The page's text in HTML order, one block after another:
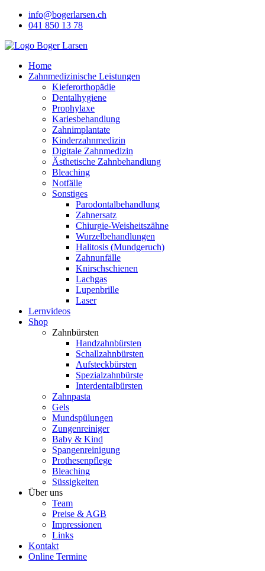
Skip
info@bogerlarsen.ch
041 850 13 78
Home
Zahnmedizinische Leistungen
Kieferorthopädie
Dentalhygiene
Prophylaxe
Kariesbehandlung
Zahnimplantate
Kinderzahnmedizin
Digitale Zahnmedizin
Ästhetische Zahnbehandlung
Bleaching
Notfälle
Sonstiges
Parodontalbehandlung
Zahnersatz
Chiurgie-Weisheitszähne
Wurzelbehandlungen
Halitosis (Mundgeruch)
Zahnunfälle
Knirschschienen
Lachgas
Lupenbrille
Laser
Lernvideos
Shop
Zahnbürsten
Handzahnbürsten
Schallzahnbürsten
Aufsteckbürsten
Spezialzahnbürste
Interdentalbürsten
Zahnpasta
Gels
Mundspülungen
Zungenreiniger
Baby & Kind
Spangenreinigung
Prothesenpflege
Bleaching
Süssigkeiten
Über uns
Team
Preise & AGB
Impressionen
Links
Kontakt
Online Termine